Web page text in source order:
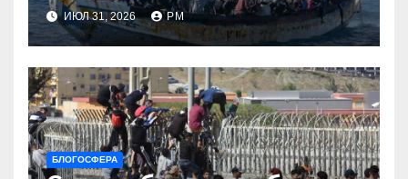
ИЮЛ 31, 2026 РМ
БЛОГОСФЕРА